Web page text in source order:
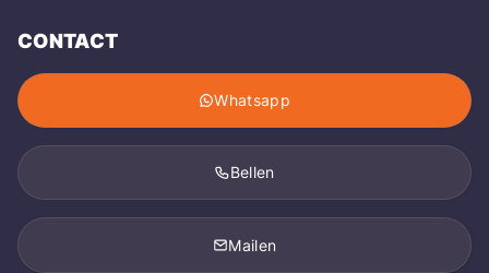
CONTACT
Whatsapp
Bellen
Mailen